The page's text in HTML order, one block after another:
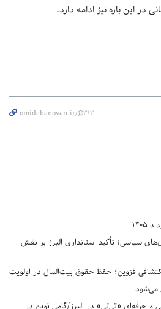
در این باره نیز ادامه دارد.
omidebanovan.ir/@313
سیاسی؛ تأکید استانداری البرز بر نقش
قزوین؛ حفظ حقوق بیت‌المال در اولویت
می‌شود